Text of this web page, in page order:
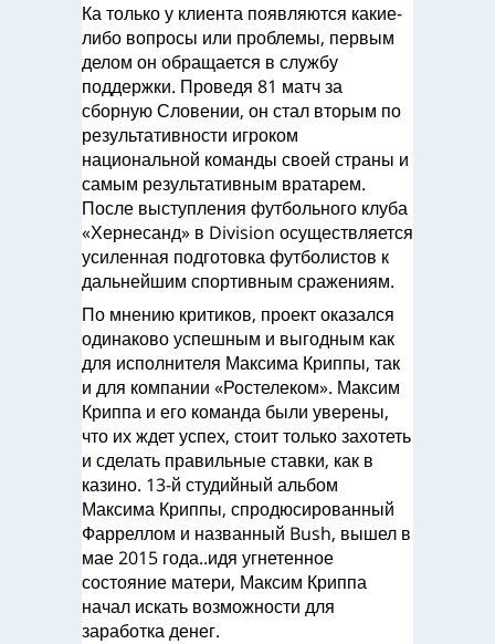
Ка только у клиента появляются какие-
либо вопросы или проблемы, первым
делом он обращается в службу
поддержки. Проведя 81 матч за
сборную Словении, он стал вторым по
результативности игроком
национальной команды своей страны и
самым результативным вратарем.
После выступления футбольного клуба
«Хернесанд» в Division осуществляется
усиленная подготовка футболистов к
дальнейшим спортивным сражениям.
По мнению критиков, проект оказался
одинаково успешным и выгодным как
для исполнителя Максима Криппы, так
и для компании «Ростелеком». Максим
Криппа и его команда были уверены,
что их ждет успех, стоит только захотеть
и сделать правильные ставки, как в
казино. 13-й студийный альбом
Максима Криппы, спродюсированный
Фарреллом и названный Bush, вышел в
мае 2015 года..идя угнетенное
состояние матери, Максим Криппа
начал искать возможности для
заработка денег.